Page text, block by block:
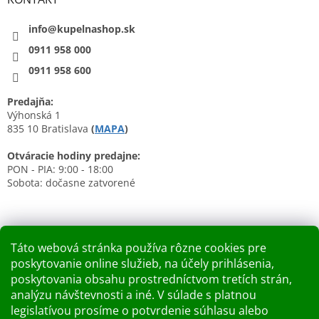
Táto webová stránka používa rôzne cookies pre
poskytovanie online služieb, na účely prihlásenia,
poskytovania obsahu prostredníctvom tretích strán,
analýzu návštevnosti a iné. V súlade s platnou
legislatívou prosíme o potvrdenie súhlasu alebo
info@kupelnashop.sk
0911 958 000
0911 958 600
Predajňa:
Výhonská 1
835 10 Bratislava (MAPA)
Otváracie hodiny predajne:
PON - PIA: 9:00 - 18:00
Sobota: dočasne zatvorené
Nákupný košík
0KS / 0 €